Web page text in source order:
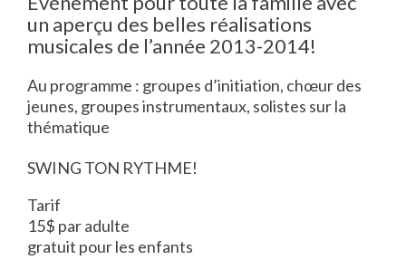
un aperçu des belles réalisations
musicales de l’année 2013-2014!
Au programme : groupes d’initiation, chœur des
jeunes, groupes instrumentaux, solistes sur la
thématique
SWING TON RYTHME!
Tarif
15$ par adulte
gratuit pour les enfants